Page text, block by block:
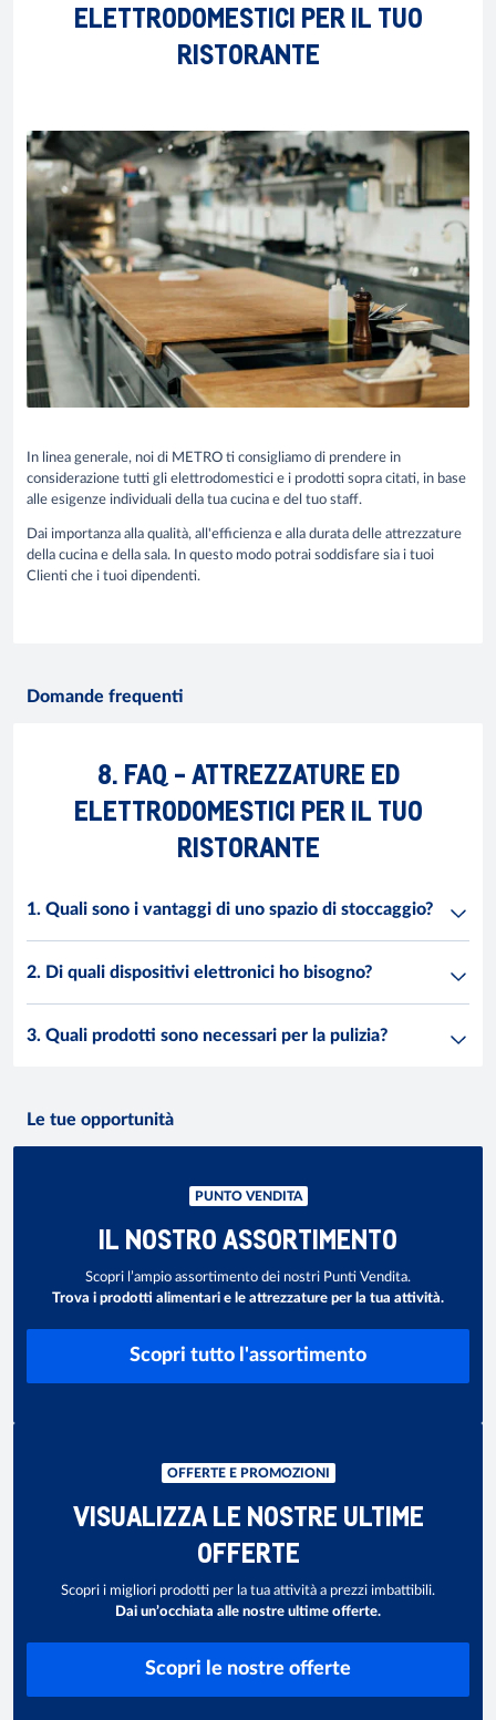
ELETTRODOMESTICI PER IL TUO
RISTORANTE
In linea generale, noi di METRO ti consigliamo di prendere in
considerazione tutti gli elettrodomestici e i prodotti sopra citati, in base
alle esigenze individuali della tua cucina e del tuo staff.
Dai importanza alla qualità, all'efficienza e alla durata delle attrezzature
della cucina e della sala. In questo modo potrai soddisfare sia i tuoi
Clienti che i tuoi dipendenti.
Domande frequenti
8. FAQ - ATTREZZATURE ED
ELETTRODOMESTICI PER IL TUO
RISTORANTE
1. Quali sono i vantaggi di uno spazio di stoccaggio?
2. Di quali dispositivi elettronici ho bisogno?
3. Quali prodotti sono necessari per la pulizia?
Le tue opportunità
PUNTO VENDITA
IL NOSTRO ASSORTIMENTO
Scopri l’ampio assortimento dei nostri Punti Vendita.
Trova i prodotti alimentari e le attrezzature per la tua attività.
Scopri tutto l'assortimento
OFFERTE E PROMOZIONI
VISUALIZZA LE NOSTRE ULTIME
OFFERTE
Scopri i migliori prodotti per la tua attività a prezzi imbattibili.
Dai un’occhiata alle nostre ultime offerte.
Scopri le nostre offerte